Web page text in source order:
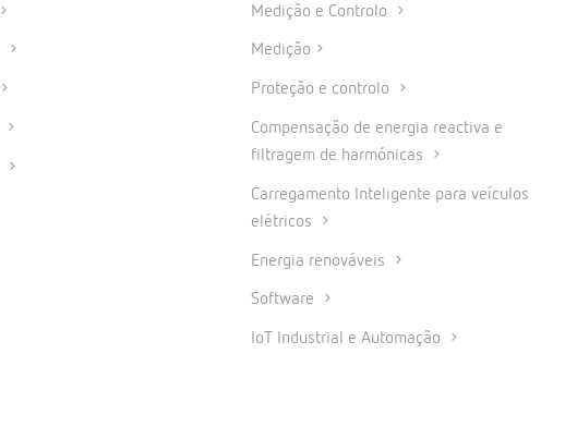
Medição e Controlo
Medição
Proteção e controlo
Compensação de energia reactiva e
filtragem de harmónicas
Carregamento Inteligente para veículos
elétricos
Energia renováveis
Software
IoT Industrial e Automação